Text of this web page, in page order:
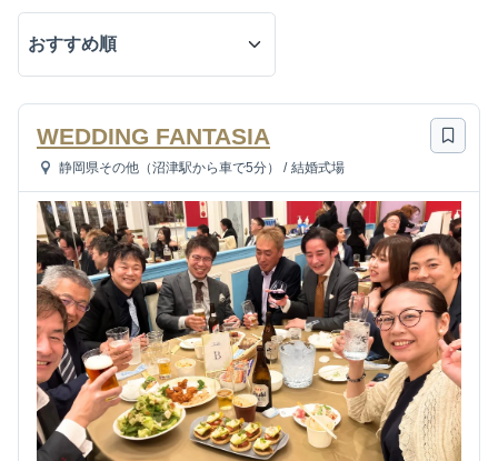
WEDDING FANTASIA
静岡県その他（沼津駅から車で5分） / 結婚式場